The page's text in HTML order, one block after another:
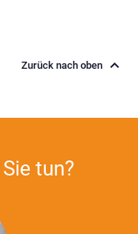
Zurück nach oben
tun?